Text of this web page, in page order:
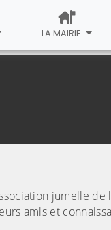
LA MAIRIE
jumelle
amis et